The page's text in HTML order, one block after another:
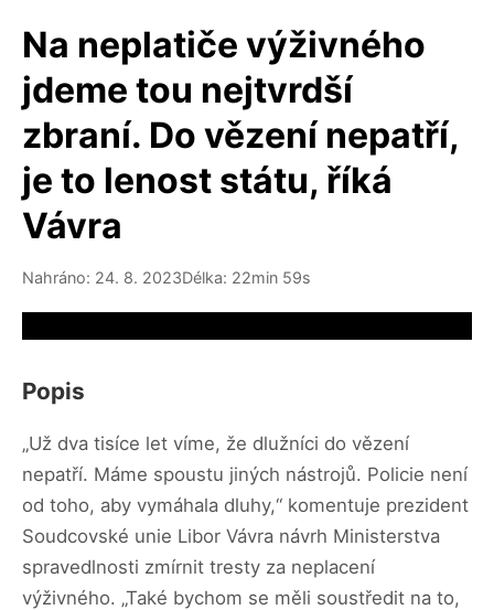
Na neplatiče výživného
jdeme tou nejtvrdší
zbraní. Do vězení nepatří,
je to lenost státu, říká
Vávra
Nahráno: 24. 8. 2023Délka: 22min 59s
Popis
„Už dva tisíce let víme, že dlužníci do vězení
nepatří. Máme spoustu jiných nástrojů. Policie není
od toho, aby vymáhala dluhy,“ komentuje prezident
Soudcovské unie Libor Vávra návrh Ministerstva
spravedlnosti zmírnit tresty za neplacení
výživného. „Také bychom se měli soustředit na to,